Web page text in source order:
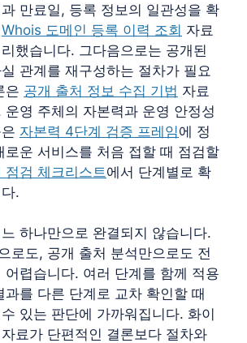
만료일, 등록 정보의 일관성을 확
Whois 도메인 등록 이력 조회 자료
했습니다. 그다음으로는 공개된
관계를 재구성하는 절차가 필요
은 공개 출처 정보 수집 기법 자료
운영 주체의 자본력과 운영 안정성
자본력 4단계 검증 프레임에 정
로운 서비스를 처음 접할 때 점검할
점검 체크리스트 에서 단계별로 확
.
하나만으로 완결되지 않습니다.
로도, 공개 출처 분석만으로도 전
어렵습니다. 여러 단계를 함께 적용
과를 다른 단계로 교차 확인할 때
있는 판단에 가까워집니다. 화이
료가 단편적인 결론보다 절차와